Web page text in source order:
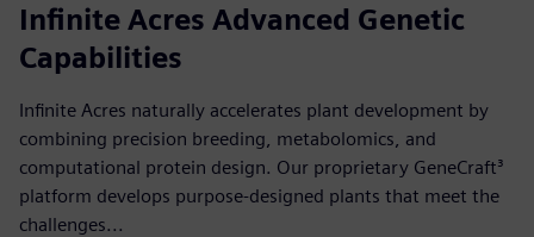
Infinite Acres Advanced Genetic
Capabilities
Infinite Acres naturally accelerates plant development by
combining precision breeding, metabolomics, and
computational protein design. Our proprietary GeneCraft³
platform develops purpose-designed plants that meet the
challenges...